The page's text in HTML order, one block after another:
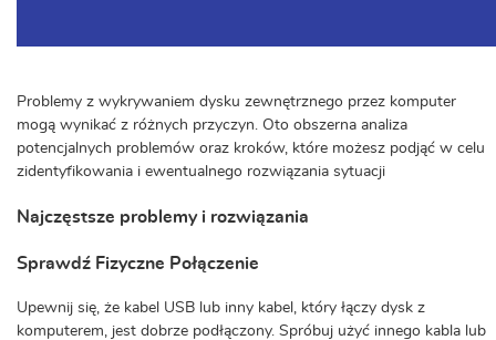
Problemy z wykrywaniem dysku zewnętrznego przez komputer
mogą wynikać z różnych przyczyn. Oto obszerna analiza
potencjalnych problemów oraz kroków, które możesz podjąć w celu
zidentyfikowania i ewentualnego rozwiązania sytuacji
Najczęstsze problemy i rozwiązania
Sprawdź Fizyczne Połączenie
Upewnij się, że kabel USB lub inny kabel, który łączy dysk z
komputerem, jest dobrze podłączony. Spróbuj użyć innego kabla lub